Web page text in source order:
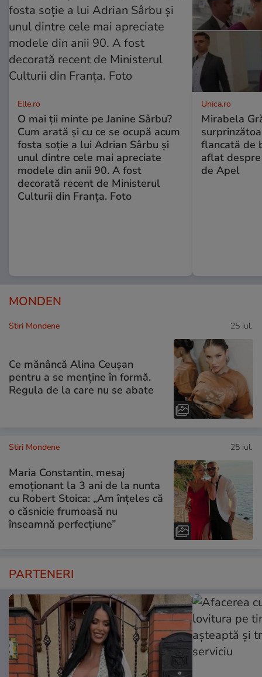
Elle.ro
O mai ții minte pe Janine Sârbu?
Cum arată și cu ce se ocupă acum
fosta soție a lui Adrian Sârbu și
unul dintre cele mai apreciate
modele din anii 90. A fost
decorată recent de Ministerul
Culturii din Franța. Foto
Unica.ro
Mirabela
flancată de
aflat
de Apel
MONDEN
Stiri Mondene 25 iul.
Ce mănâncă Alina Ceușan
pentru a se menține în formă.
Regula de la care nu se abate
Stiri Mondene 25 iul.
Maria Constantin, mesaj
emoționant la 3 ani de la nunta
cu Robert Stoica: „Am înțeles că
o căsnicie frumoasă nu
înseamnă perfecțiune”
PARTENERI